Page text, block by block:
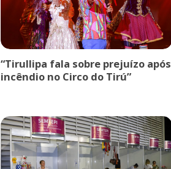
“Tirullipa fala sobre prejuízo após
incêndio no Circo do Tirú”